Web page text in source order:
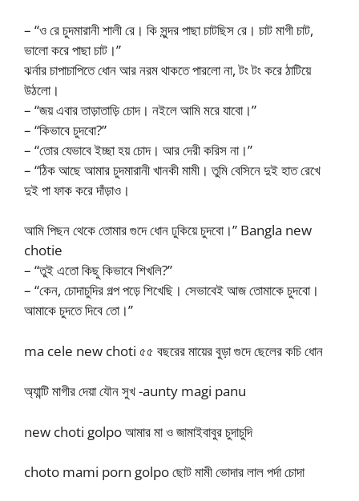
– “ও রে চুদমারানী শালী রে। কি সুন্দর পাছা চাটছিস রে। চাট মাগী চাট,
ভালো করে পাছা চাট।”
ঝর্নার চাপাচাপিতে ধোন আর নরম থাকতে পারলো না, টং টং করে ঠাটিয়ে
উঠলো।
– “জয় এবার তাড়াতাড়ি চোদ। নইলে আমি মরে যাবো।”
– “কিভাবে চুদবো?”
– “তোর যেভাবে ইচ্ছা হয় চোদ। আর দেরী করিস না।”
– “ঠিক আছে আমার চুদমারানী খানকী মামী। তুমি বেসিনে দুই হাত রেখে
দুই পা ফাক করে দাঁড়াও।
আমি পিছন থেকে তোমার গুদে ধোন ঢুকিয়ে চুদবো।” Bangla new
chotie
– “তুই এতো কিছু কিভাবে শিখলি?”
– “কেন, চোদাচুদির গল্প পড়ে শিখেছি। সেভাবেই আজ তোমাকে চুদবো।
আমাকে চুদতে দিবে তো।”
ma cele new choti ৫৫ বছরের মায়ের বুড়া গুদে ছেলের কচি ধোন
অ্যান্টি মাগীর দেয়া যৌন সুখ -aunty magi panu
new choti golpo আমার মা ও জামাইবাবুর চুদাচুদি
choto mami porn golpo ছোট মামী ভোদার লাল পর্দা চোদা